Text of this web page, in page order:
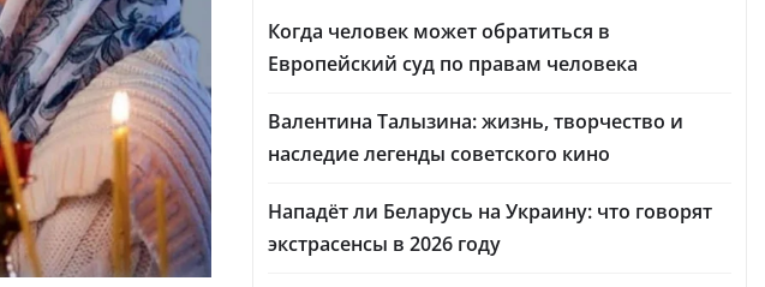
Когда человек может обратиться в
Европейский суд по правам человека
Валентина Талызина: жизнь, творчество и
наследие легенды советского кино
Нападёт ли Беларусь на Украину: что говорят
экстрасенсы в 2026 году